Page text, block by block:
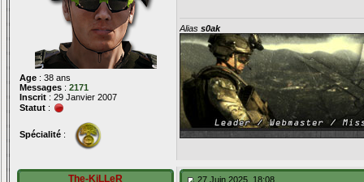
Age : 38 ans
Messages : 2171
Inscrit : 29 Janvier 2007
Statut :
Spécialité :
Alias s0ak
The-KiLLeR 27 Juin 2025, 18:08